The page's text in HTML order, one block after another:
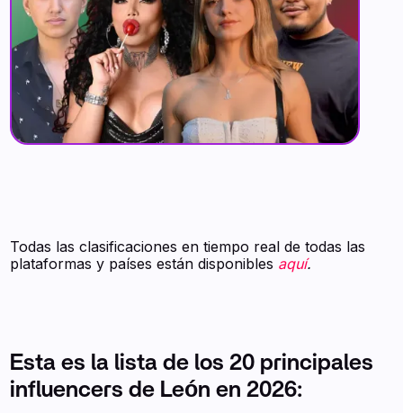
Todas las clasificaciones en tiempo real de todas las
plataformas y países están disponibles aquí.
Esta es la lista de los 20 principales
influencers de León en 2026: